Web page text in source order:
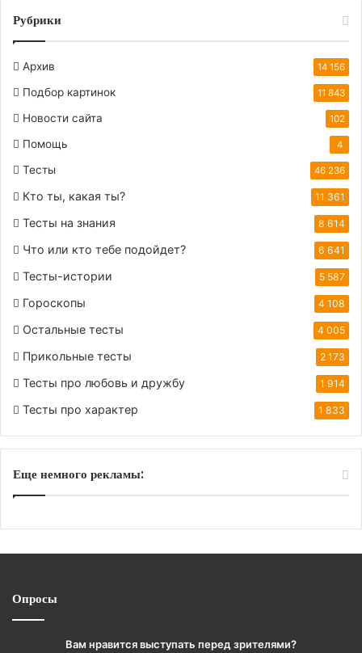
Рубрики
Архив 14 156
Подбор картинок 11 843
Новости сайта 102
Помощь 4
Тесты 46 236
Кто ты, какая ты? 11 361
Тесты на знания 8 614
Что или кто тебе подойдет? 6 641
Тесты-истории 5 587
Гороскопы 4 108
Остальные тесты 4 005
Прикольные тесты 2 173
Тесты про любовь и дружбу 1 914
Тесты про характер 1 833
Еще немного рекламы:
Опросы
Вам нравится выступать перед зрителями?